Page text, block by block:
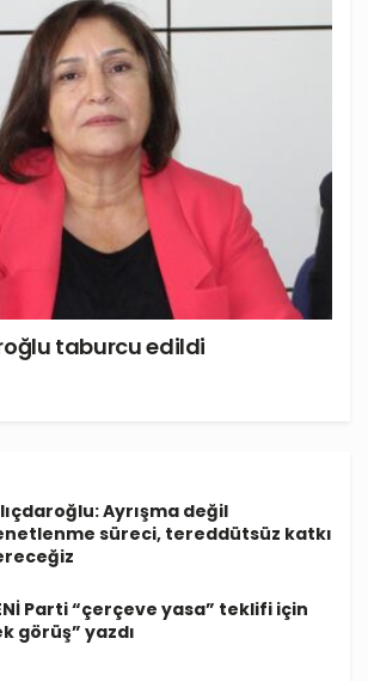
taburcu edildi
Ayrışma değil
süreci, tereddütsüz katkı
Parti “çerçeve yasa” teklifi için
görüş” yazdı